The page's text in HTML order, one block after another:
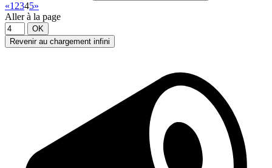
«1 2345»
Aller à la page
OK
Revenir au chargement infini